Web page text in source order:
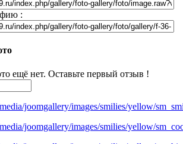
:
ещё нет. Оставьте первый отзыв !